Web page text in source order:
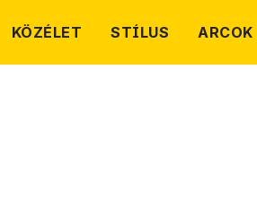
KÖZÉLET STÍLUS ARCOK